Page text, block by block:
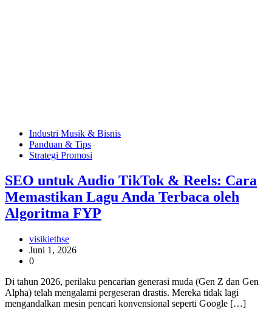
Industri Musik & Bisnis
Panduan & Tips
Strategi Promosi
SEO untuk Audio TikTok & Reels: Cara
Memastikan Lagu Anda Terbaca oleh
Algoritma FYP
visikiethse
Juni 1, 2026
0
Di tahun 2026, perilaku pencarian generasi muda (Gen Z dan Gen
Alpha) telah mengalami pergeseran drastis. Mereka tidak lagi
mengandalkan mesin pencari konvensional seperti Google […]